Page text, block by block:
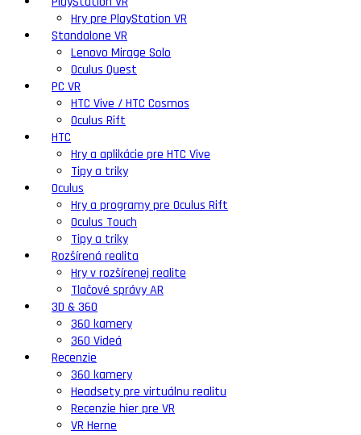
Hry pre PlayStation VR
Standalone VR
Lenovo Mirage Solo
Oculus Quest
PC VR
HTC Vive / HTC Cosmos
Oculus Rift
HTC
Hry a aplikácie pre HTC Vive
Tipy a triky
Oculus
Hry a programy pre Oculus Rift
Oculus Touch
Tipy a triky
Rozšírená realita
Hry v rozšírenej realite
Tlačové správy AR
3D & 360
360 kamery
360 Videá
Recenzie
360 kamery
Headsety pre virtuálnu realitu
Recenzie hier pre VR
VR Herne